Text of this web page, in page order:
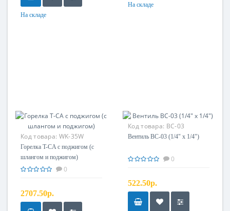
На складе
На складе
Код товара: WK-35W
Горелка T-CA с поджигом (с
шлангом и поджигом)
0
2707.50р.
Код товара: BC-03
Вентиль BC-03 (1/4" x 1/4")
0
522.50р.